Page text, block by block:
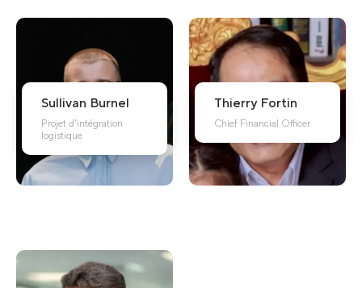
Sullivan Burnel
Projet d'intégration
logistique
Thierry Fortin
Chief Financial Officer